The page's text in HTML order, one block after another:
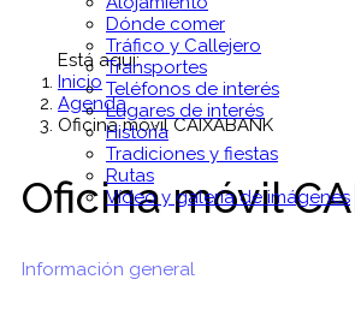
Dónde comer
Tráfico y Callejero
Transportes
Teléfonos de interés
Lugares de interés
Historia
Tradiciones y fiestas
Rutas
Vídeo y galería de imágenes
Está aquí:
Inicio
Agenda
Oficina móvil CAIXABANK
Oficina móvil
Información general